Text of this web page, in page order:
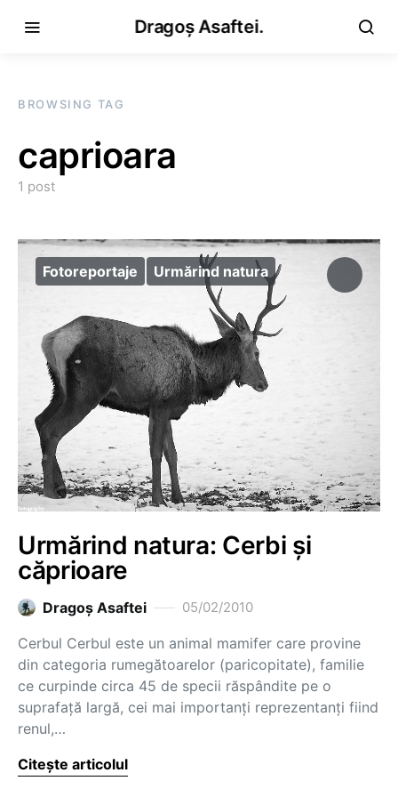
Dragoș Asaftei.
BROWSING TAG
caprioara
1 post
Fotoreportaje Urmărind natura
Urmărind natura: Cerbi şi
căprioare
Dragoş Asaftei 05/02/2010
Cerbul Cerbul este un animal mamifer care provine
din categoria rumegătoarelor (paricopitate), familie
ce curpinde circa 45 de specii răspândite pe o
suprafaţă largă, cei mai importanţi reprezentanţi fiind
renul,…
Citește articolul